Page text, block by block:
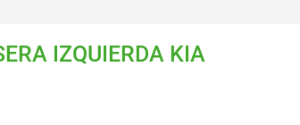
IZQUIERDA KIA